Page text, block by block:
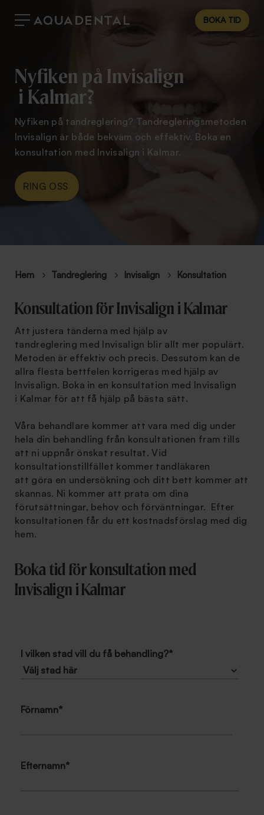
BOKA TID
Nyfiken på Invisalign
i Kalmar?
Nyfiken på tandreglering? Tandregleringsmetoden
Invisalign är både bekväm och effektiv. Boka en
konsultation med Invisalign i Kalmar.
RING OSS
Hem Tandreglering Invisalign Konsultation
Konsultation för Invisalign i Kalmar
Att justera tänderna med hjälp av
tandreglering med Invisalign blir allt mer populärt.
Metoden är effektiv och precis. Dessutom kan de
allra flesta bettfelen korrigeras med hjälp av
Invisalign. Boka in en konsultation med Invisalign
i Kalmar för att få hjälp på bästa sätt.
Våra behandlare kommer att vara med dig under
hela din behandling från konsultationen fram tills
att ni uppnår önskat resultat. Vid
konsultationstillfället kommer tandläkaren
att göra en undersökning och ditt bett kommer att
skannas. Ni kommer att prata om dina
förutsättningar, behov och förväntningar. Efter
konsultationen får du ett kostnadsförslag med dig
hem.
Boka tid för konsultation med
Invisalign i Kalmar
I vilken stad vill du få behandling?*
Förnamn*
Efternamn*